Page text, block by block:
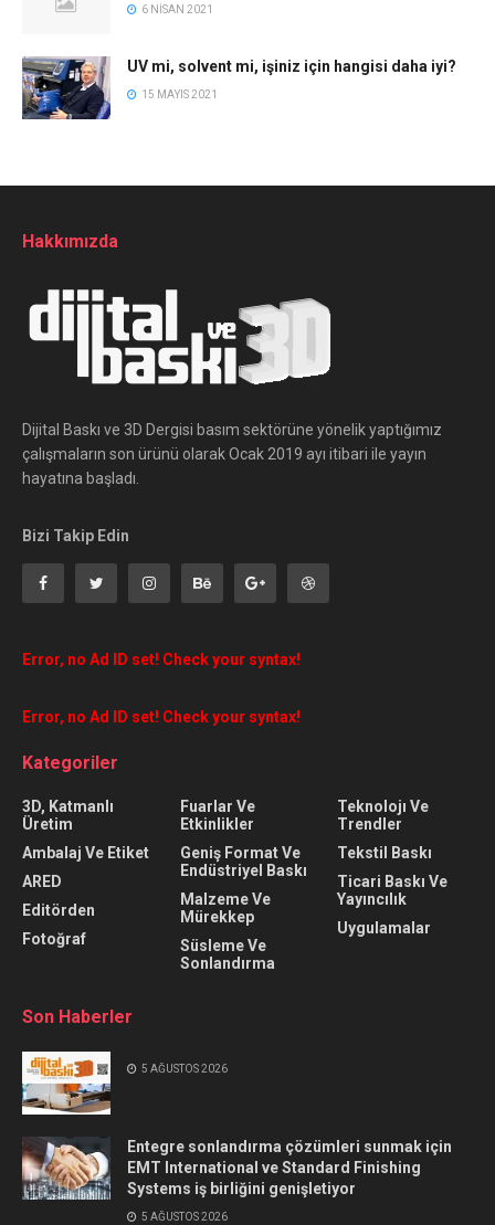
6 NISAN 2021
UV mi, solvent mi, işiniz için hangisi daha iyi?
15 MAYIS 2021
Hakkımızda
Dijital Baskı ve 3D Dergisi basım sektörüne yönelik yaptığımız
çalışmaların son ürünü olarak Ocak 2019 ayı itibari ile yayın
hayatına başladı.
Bizi Takip Edin
Error, no Ad ID set! Check your syntax!
Error, no Ad ID set! Check your syntax!
Kategoriler
3D, Katmanlı
Üretim
Ambalaj Ve Etiket
ARED
Editörden
Fotoğraf
Fuarlar Ve
Etkinlikler
Geniş Format Ve
Endüstriyel Baskı
Malzeme Ve
Mürekkep
Süsleme Ve
Sonlandırma
Teknolojı Ve
Trendler
Tekstil Baskı
Ticari Baskı Ve
Yayıncılık
Uygulamalar
Son Haberler
5 AĞUSTOS 2026
Entegre sonlandırma çözümleri sunmak için
EMT International ve Standard Finishing
Systems iş birliğini genişletiyor
5 AĞUSTOS 2026